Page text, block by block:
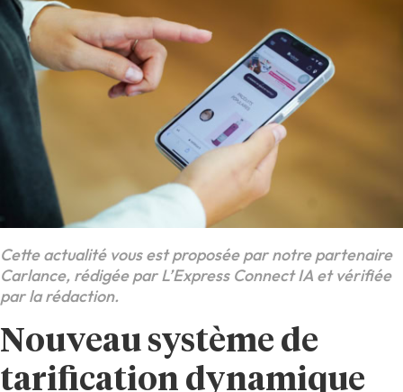
Cette actualité vous est proposée par notre partenaire
Carlance, rédigée par L’Express Connect IA et vérifiée
par la rédaction.
Nouveau système de
tarification dynamique